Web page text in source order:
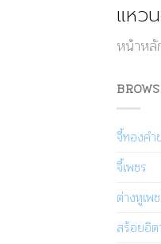
แหว
หน้าหลั
จี้ทองคำ
จี้เพชร
ต่างหูเพ
สร้อยอิ